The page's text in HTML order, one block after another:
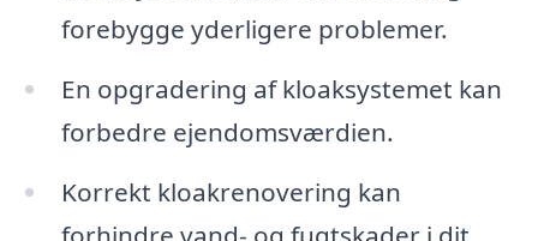
forebygge yderligere problemer.
En opgradering af kloaksystemet kan
forbedre ejendomsværdien.
Korrekt kloakrenovering kan